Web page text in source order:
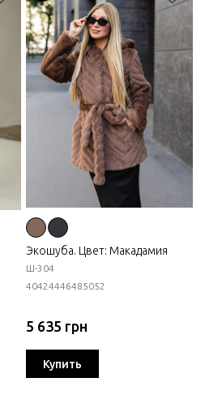
Экошуба. Цвет: Макадамия
Ш-304
4042444648 5052
5 635 грн
Купить